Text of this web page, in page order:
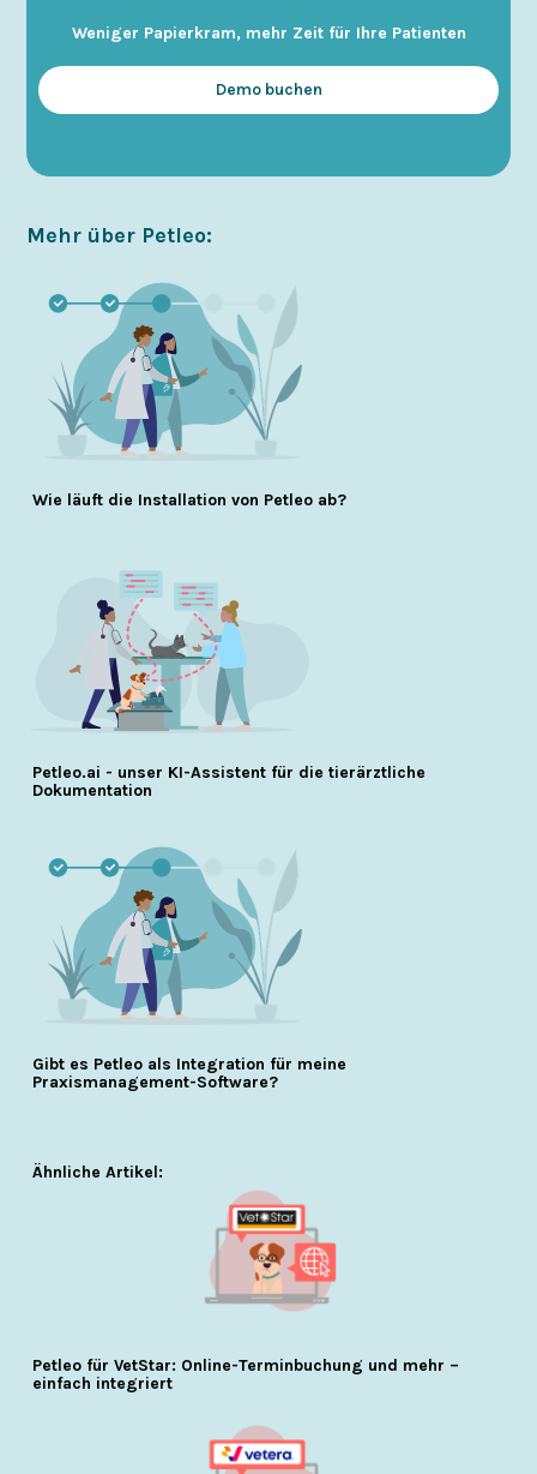
Weniger Papierkram, mehr Zeit für Ihre Patienten
Demo buchen
Mehr über Petleo:
Wie läuft die Installation von Petleo ab?
Petleo.ai - unser KI-Assistent für die tierärztliche
Dokumentation
Gibt es Petleo als Integration für meine
Praxismanagement-Software?
Ähnliche Artikel:
Petleo für VetStar: Online-Terminbuchung und mehr –
einfach integriert